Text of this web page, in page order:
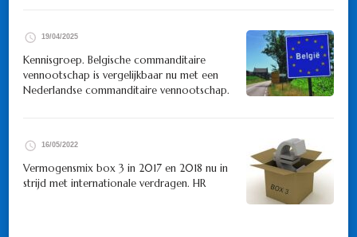
19/04/2025
Kennisgroep. Belgische commanditaire
vennootschap is vergelijkbaar nu met een
Nederlandse commanditaire vennootschap.
16/05/2022
Vermogensmix box 3 in 2017 en 2018 nu in
strijd met internationale verdragen. HR